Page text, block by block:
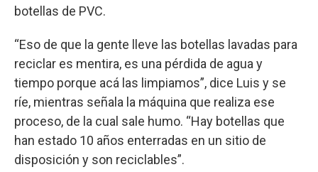
botellas de PVC.
“Eso de que la gente lleve las botellas lavadas para
reciclar es mentira, es una pérdida de agua y
tiempo porque acá las limpiamos”, dice Luis y se
ríe, mientras señala la máquina que realiza ese
proceso, de la cual sale humo. “Hay botellas que
han estado 10 años enterradas en un sitio de
disposición y son reciclables”.